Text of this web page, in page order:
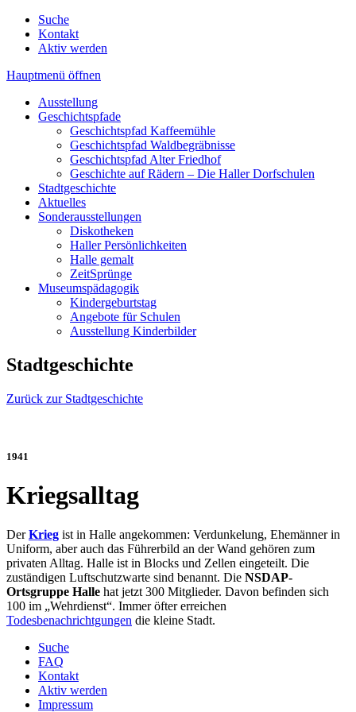
Suche
Kontakt
Aktiv werden
Hauptmenü öffnen
Ausstellung
Geschichtspfade
Geschichtspfad Kaffeemühle
Geschichtspfad Waldbegräbnisse
Geschichtspfad Alter Friedhof
Geschichte auf Rädern – Die Haller Dorfschulen
Stadtgeschichte
Aktuelles
Sonderausstellungen
Diskotheken
Haller Persönlichkeiten
Halle gemalt
ZeitSprünge
Museumspädagogik
Kindergeburtstag
Angebote für Schulen
Ausstellung Kinderbilder
Stadtgeschichte
Zurück zur Stadtgeschichte
1941
Kriegsalltag
DerKrieg ist in Halle angekommen: Verdunkelung, Ehemänner in
Uniform, aber auch das Führerbild an der Wand gehören zum
privaten Alltag. Halle ist in Blocks und Zellen eingeteilt. Die
zuständigen Luftschutzwarte sind benannt. Die NSDAP-
Ortsgruppe Halle hat jetzt 300 Mitglieder. Davon befinden sich
100 im „Wehrdienst“. Immer öfter erreichen
Todesbenachrichtgungen die kleine Stadt.
Suche
FAQ
Kontakt
Aktiv werden
Impressum